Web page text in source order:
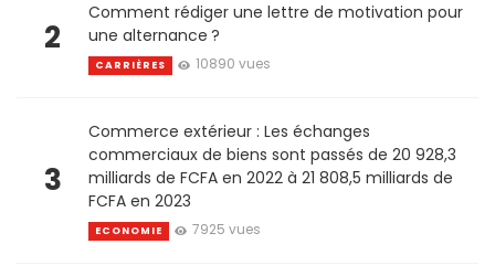
2
Comment rédiger une lettre de motivation pour
une alternance ?
CARRIÈRES 10890 vues
3
Commerce extérieur : Les échanges
commerciaux de biens sont passés de 20 928,3
milliards de FCFA en 2022 à 21 808,5 milliards de
FCFA en 2023
ECONOMIE 7925 vues